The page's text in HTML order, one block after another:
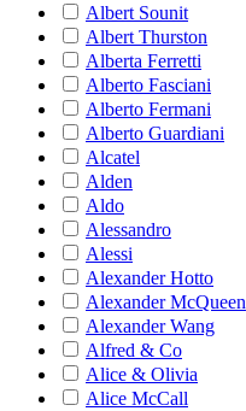
Albert Sounit
Albert Thurston
Alberta Ferretti
Alberto Fasciani
Alberto Fermani
Alberto Guardiani
Alcatel
Alden
Aldo
Alessandro
Alessi
Alexander Hotto
Alexander McQueen
Alexander Wang
Alfred & Co
Alice & Olivia
Alice McCall